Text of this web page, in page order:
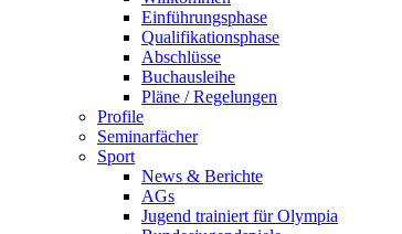
Einführungsphase
Qualifikationsphase
Abschlüsse
Buchausleihe
Pläne / Regelungen
Profile
Seminarfächer
Sport
News & Berichte
AGs
Jugend trainiert für Olympia